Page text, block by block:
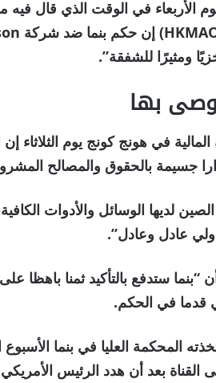
الأربعاء في الوقت الذي قال
ومثيرًا للشفقة”.
بها
المالية في هونج كونج يوم الثلاثاء
جسيمة بالحقوق والمصالح
لديها الوسائل والأدوات
عادل وعادل”.
ستدفع بالتأكيد ثمنا باهظا
في الحكم.
المحكمة العليا في بنما
القناة بعد أن هدد الرئيس